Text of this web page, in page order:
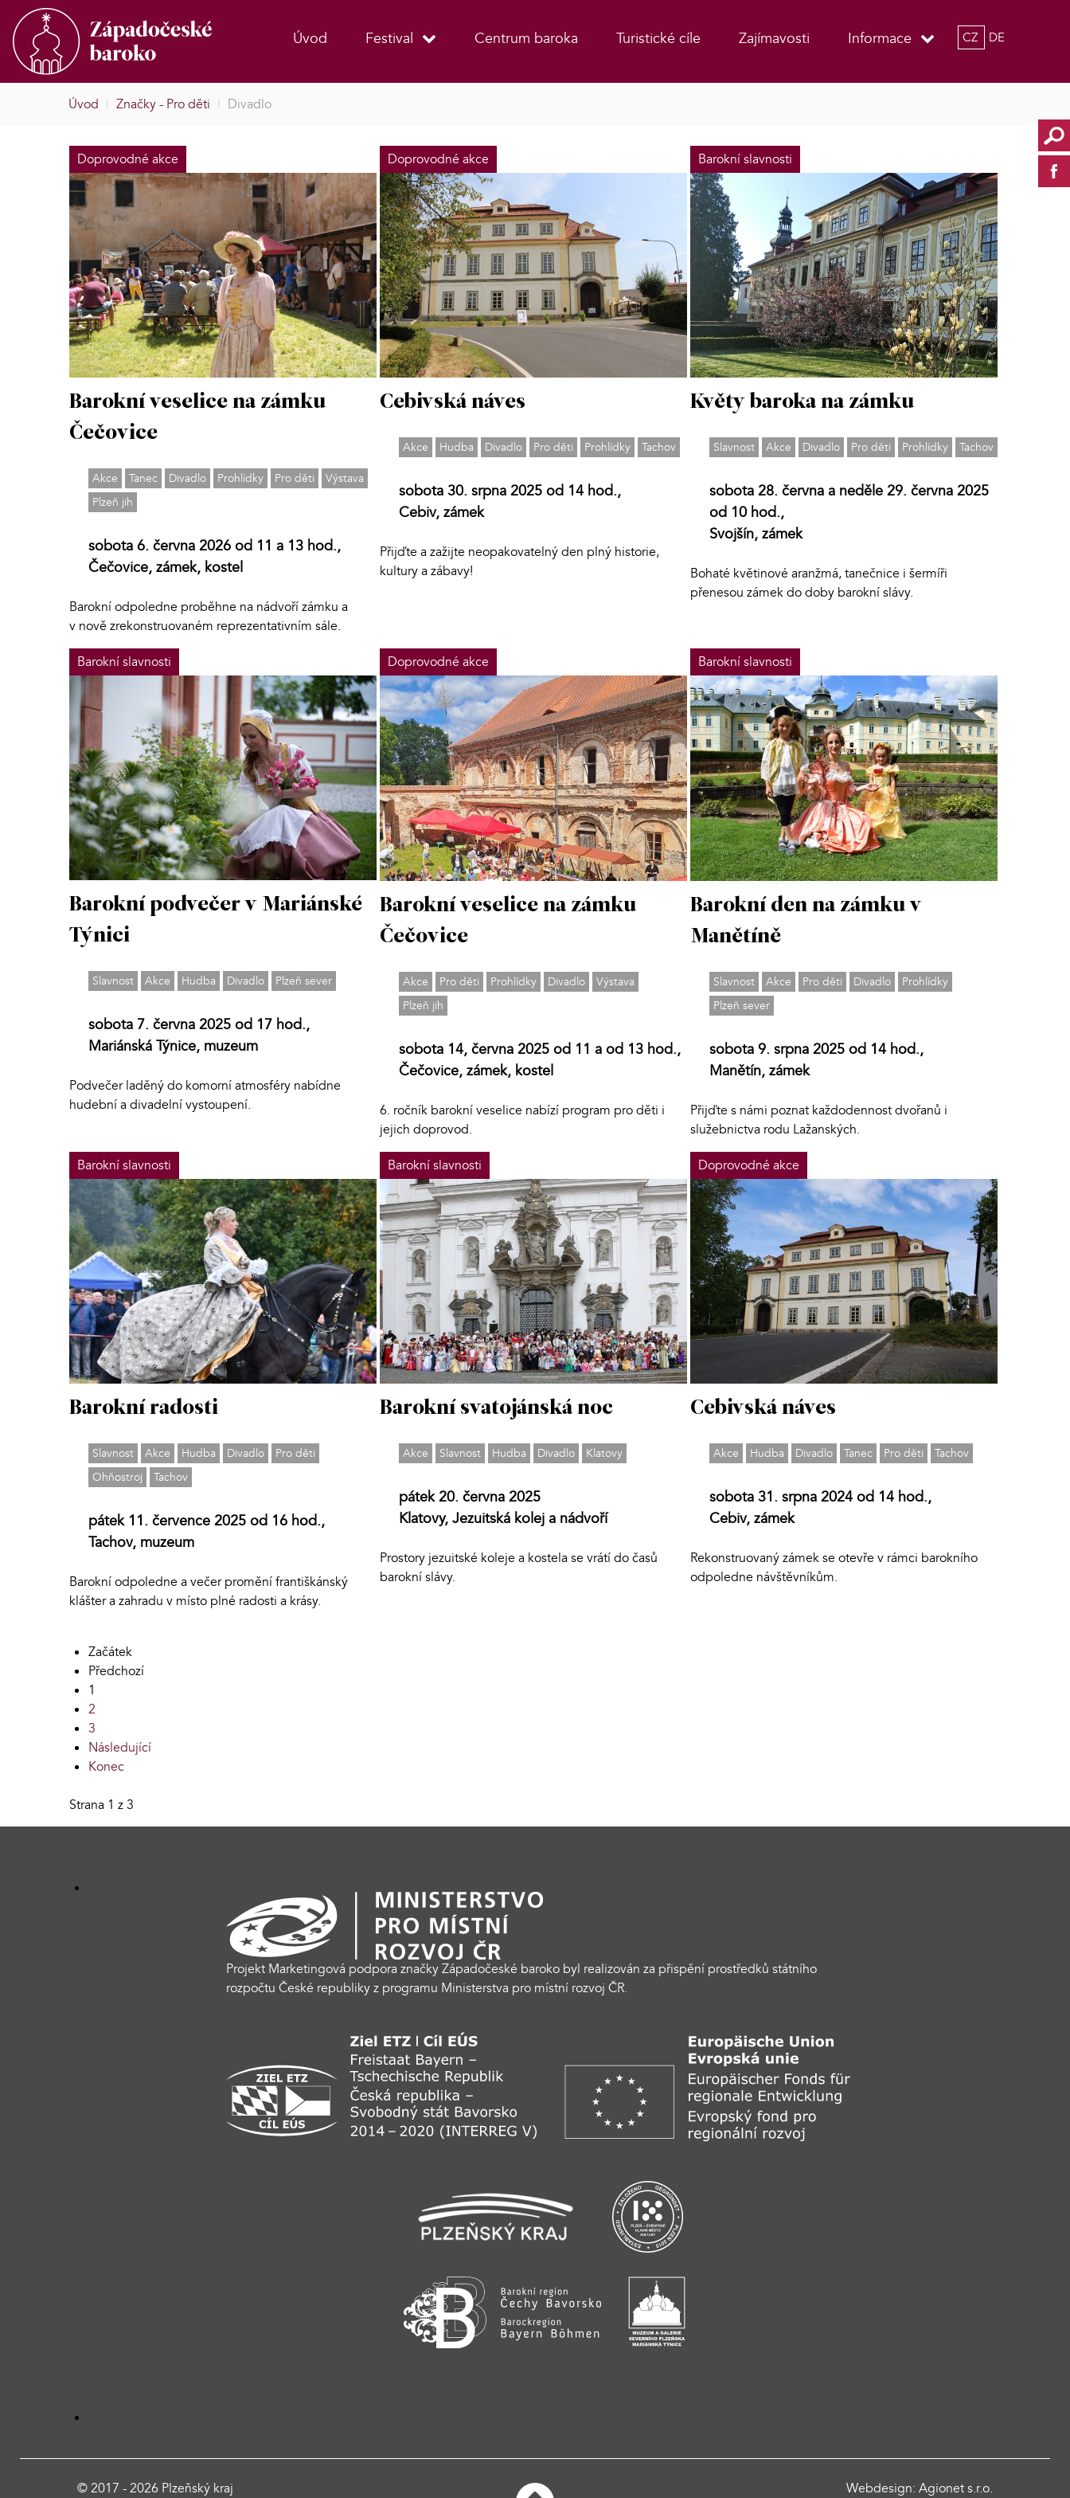
Úvod Festival Centrum baroka Turistické cíle Zajímavosti Informace CZ DE
Úvod | Značky - Pro děti | Divadlo
Doprovodné akce
Barokní veselice na zámku
Čečovice
Akce Tanec Divadlo Prohlídky Pro děti
Výstava
Plzeň jih
sobota 6. června 2026 od 11 a 13 hod.,
Čečovice, zámek, kostel
Barokní odpoledne proběhne na nádvoří zámku a
v nově zrekonstruovaném reprezentativním sále.
Doprovodné akce
Cebivská náves
Akce Hudba Divadlo Pro děti Prohlídky Tachov
sobota 30. srpna 2025 od 14 hod.,
Cebiv, zámek
Přijďte a zažijte neopakovatelný den plný historie,
kultury a zábavy!
Barokní slavnosti
Květy baroka na zámku
Slavnost Akce Divadlo Pro děti Prohlídky Tachov
sobota 28. června a neděle 29. června 2025
od 10 hod.,
Svojšín, zámek
Bohaté květinové aranžmá, tanečnice i šermíři
přenesou zámek do doby barokní slávy.
Barokní slavnosti
Barokní podvečer v Mariánské
Týnici
Slavnost Akce Hudba Divadlo Plzeň sever
sobota 7. června 2025 od 17 hod.,
Mariánská Týnice, muzeum
Podvečer laděný do komorní atmosféry nabídne
hudební a divadelní vystoupení.
Doprovodné akce
Barokní veselice na zámku
Čečovice
Akce Pro děti Prohlídky Divadlo
Výstava
Plzeň jih
sobota 14, června 2025 od 11 a od 13 hod.,
Čečovice, zámek, kostel
6. ročník barokní veselice nabízí program pro děti i
jejich doprovod.
Barokní slavnosti
Barokní den na zámku v
Manětíně
Slavnost Akce Pro děti Divadlo
Prohlídky
Plzeň sever
sobota 9. srpna 2025 od 14 hod.,
Manětín, zámek
Přijďte s námi poznat každodennost dvořanů i
služebnictva rodu Lažanských.
Barokní slavnosti
Barokní radosti
Slavnost Akce Hudba Divadlo
Pro děti
Ohňostroj
Tachov
pátek 11. července 2025 od 16 hod.,
Tachov, muzeum
Barokní odpoledne a večer promění františkánský
klášter a zahradu v místo plné radosti a krásy.
Barokní slavnosti
Barokní svatojánská noc
Akce Slavnost Hudba Divadlo Klatovy
pátek 20. června 2025
Klatovy, Jezuitská kolej a nádvoří
Prostory jezuitské koleje a kostela se vrátí do časů
barokní slávy.
Doprovodné akce
Cebivská náves
Akce Hudba Divadlo Tanec Pro děti Tachov
sobota 31. srpna 2024 od 14 hod.,
Cebiv, zámek
Rekonstruovaný zámek se otevře v rámci barokního
odpoledne návštěvníkům.
Začátek
Předchozí
1
2
3
Následující
Konec
Strana 1 z 3
Projekt Marketingová podpora značky Západočeské baroko byl realizován za přispění prostředků státního
rozpočtu České republiky z programu Ministerstva pro místní rozvoj ČR.
© 2017 - 2026 Plzeňský kraj Webdesign: Agionet s.r.o.